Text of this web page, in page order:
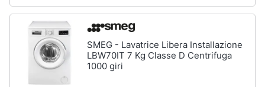
SMEG - Lavatrice Libera Installazione
LBW70IT 7 Kg Classe D Centrifuga
1000 giri